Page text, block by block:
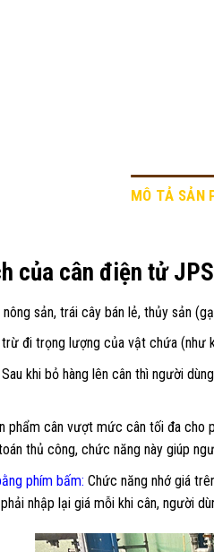
MÔ TẢ SẢN
của cân điện tử
sản, trái cây bán lẻ, thủy sản
đi trọng lượng của vật chứa (như
Sau khi bỏ hàng lên cân thì người
phẩm cân vượt mức cân tối đa cho
thủ công, chức năng này giúp
phím bấm: Chức năng nhớ giá
nhập lại giá mỗi khi cân, người